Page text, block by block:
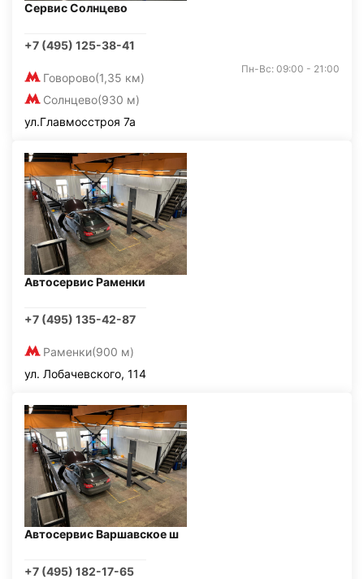
Сервис Солнцево
+7 (495) 125-38-41
Говорово(1,35 км)
Солнцево(930 м)
Пн-Вс: 09:00 - 21:00
ул.Главмосстроя 7а
Автосервис Раменки
+7 (495) 135-42-87
Раменки(900 м)
ул. Лобачевского, 114
Автосервис Варшавское ш
+7 (495) 182-17-65